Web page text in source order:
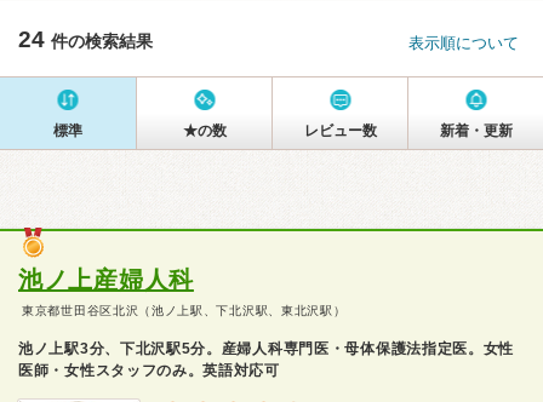
24 件の検索結果 表示順について
標準 ★の数 レビュー数 新着・更新
池ノ上産婦人科
東京都世田谷区北沢（池ノ上駅、下北沢駅、東北沢駅）
池ノ上駅3分、下北沢駅5分。産婦人科専門医・母体保護法指定医。女性
医師・女性スタッフのみ。英語対応可